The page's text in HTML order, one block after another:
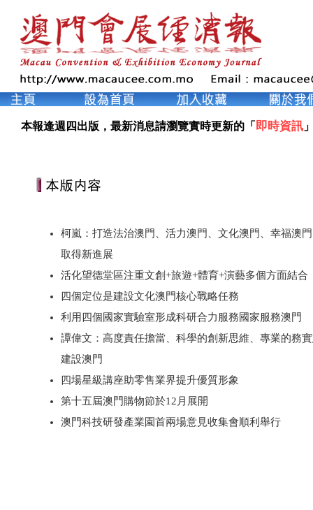
本報逢週四出版，最新消息請瀏覽實時更新的「 即時資訊
柯嵐：打造法治澳門、活力澳門、文化澳門、幸福澳
取得新進展
活化望德堂區注重文創+旅遊+體育+演藝多個方面結合
四個定位是建設文化澳門核心戰略任務
利用四個國家實驗室形成科研合力服務國家服務澳門
譚偉文：高度責任擔當、科學的創新思維、專業的務
建設澳門
四場星級講座助零售業界提升優質形象
第十五屆澳門購物節於12月展開
澳門科技研發產業園首兩場意見收集會順利舉行